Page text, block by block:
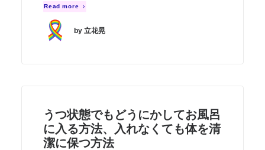
Read more
by 立花晃
うつ状態でもどうにかしてお風呂
に入る方法、入れなくても体を清
潔に保つ方法